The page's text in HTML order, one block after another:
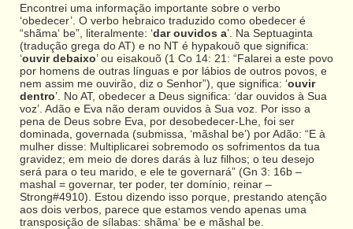
Encontrei uma informação importante sobre o verbo
‘obedecer’. O verbo hebraico traduzido como obedecer é
“shãma‘ be”, literalmente: ‘dar ouvidos a’. Na Septuaginta
(tradução grega do AT) e no NT é hypakouõ que significa:
‘ouvir debaixo’ ou eisakouõ (1 Co 14: 21: “Falarei a este povo
por homens de outras línguas e por lábios de outros povos, e
nem assim me ouvirão, diz o Senhor”), que significa: ‘ouvir
dentro’. No AT, obedecer a Deus significa: ‘dar ouvidos à Sua
voz’. Adão e Eva não deram ouvidos à Sua voz. Por isso a
pena de Deus sobre Eva, por desobedecer-Lhe, foi ser
dominada, governada (submissa, ‘mãshal be’) por Adão: “E à
mulher disse: Multiplicarei sobremodo os sofrimentos da tua
gravidez; em meio de dores darás à luz filhos; o teu desejo
será para o teu marido, e ele te governará” (Gn 3: 16b –
mashal = governar, ter poder, ter domínio, reinar –
Strong#4910). Estou dizendo isso porque, prestando atenção
aos dois verbos, parece que estamos vendo apenas uma
transposição de sílabas: shãma‘ be e mãshal be.